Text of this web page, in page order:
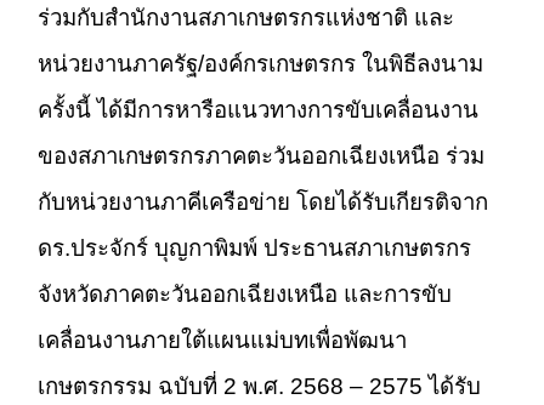
ร่วมกับสำนักงานสภาเกษตรกรแห่งชาติ และ
หน่วยงานภาครัฐ/องค์กรเกษตรกร ในพิธีลงนาม
ครั้งนี้ ได้มีการหารือแนวทางการขับเคลื่อนงาน
ของสภาเกษตรกรภาคตะวันออกเฉียงเหนือ ร่วม
กับหน่วยงานภาคีเครือข่าย โดยได้รับเกียรติจาก
ดร.ประจักร์ บุญกาพิมพ์ ประธานสภาเกษตรกร
จังหวัดภาคตะวันออกเฉียงเหนือ และการขับ
เคลื่อนงานภายใต้แผนแม่บทเพื่อพัฒนา
เกษตรกรรม ฉบับที่ 2 พ.ศ. 2568 – 2575 ได้รับ